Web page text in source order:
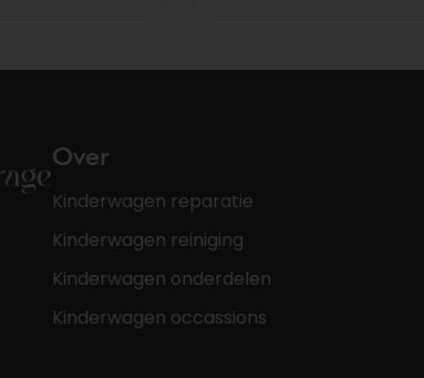
Over
Kinderwagen reparatie
Kinderwagen reiniging
Kinderwagen onderdelen
Kinderwagen occassions